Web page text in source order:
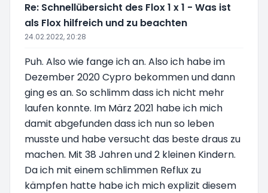
Re: Schnellübersicht des Flox 1 x 1 - Was ist
als Flox hilfreich und zu beachten
24.02.2022, 20:28
Puh. Also wie fange ich an. Also ich habe im
Dezember 2020 Cypro bekommen und dann
ging es an. So schlimm dass ich nicht mehr
laufen konnte. Im März 2021 habe ich mich
damit abgefunden dass ich nun so leben
musste und habe versucht das beste draus zu
machen. Mit 38 Jahren und 2 kleinen Kindern.
Da ich mit einem schlimmen Reflux zu
kämpfen hatte habe ich mich explizit diesem